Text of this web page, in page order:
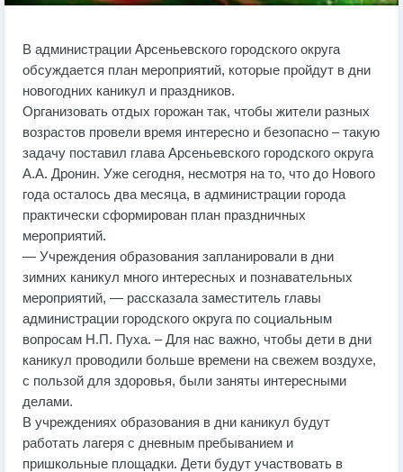
В администрации Арсеньевского городского округа
обсуждается план мероприятий, которые пройдут в дни
новогодних каникул и праздников.
Организовать отдых горожан так, чтобы жители разных
возрастов провели время интересно и безопасно – такую
задачу поставил глава Арсеньевского городского округа
А.А. Дронин. Уже сегодня, несмотря на то, что до Нового
года осталось два месяца, в администрации города
практически сформирован план праздничных
мероприятий.
— Учреждения образования запланировали в дни
зимних каникул много интересных и познавательных
мероприятий, — рассказала заместитель главы
администрации городского округа по социальным
вопросам Н.П. Пуха. – Для нас важно, чтобы дети в дни
каникул проводили больше времени на свежем воздухе,
с пользой для здоровья, были заняты интересными
делами.
В учреждениях образования в дни каникул будут
работать лагеря с дневным пребыванием и
пришкольные площадки. Дети будут участвовать в